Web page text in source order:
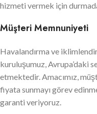
hizmeti vermek için
Müşteri Memnuniyeti
Havalandırma ve
kuruluşumuz, Avrupa’daki
etmektedir. Amacımız,
fiyata sunmayı görev
garanti veriyoruz.